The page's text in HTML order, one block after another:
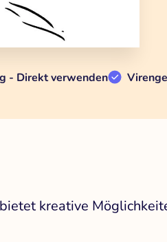
- Direkt verwenden
kreative